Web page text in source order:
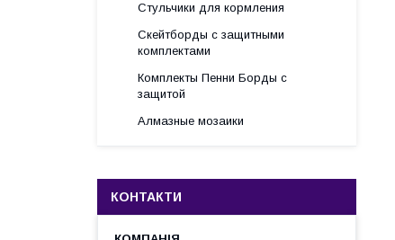
Стульчики для кормления
Скейтборды с защитными
комплектами
Комплекты Пенни Борды с
защитой
Алмазные мозаики
КОНТАКТИ